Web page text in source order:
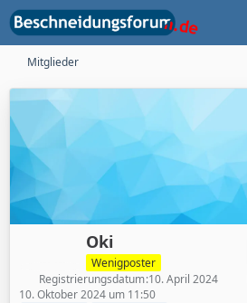
Mitglieder
Oki
Wenigposter
Registrierungsdatum 10. April 2024
10. Oktober 2024 um 11:50